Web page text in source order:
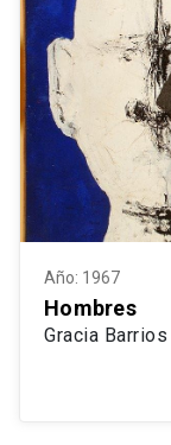
Año: 1967
Hombres
Gracia Barrios